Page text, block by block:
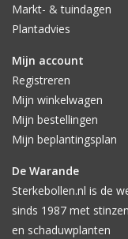
Markt- & tuindagen
Plantadvies
Mijn account
Registreren
Mijn winkelwagen
Mijn bestellingen
Mijn beplantingsplan
De Warande
Sterkebollen.nl is de
sinds 1987 met
en schaduwplanten